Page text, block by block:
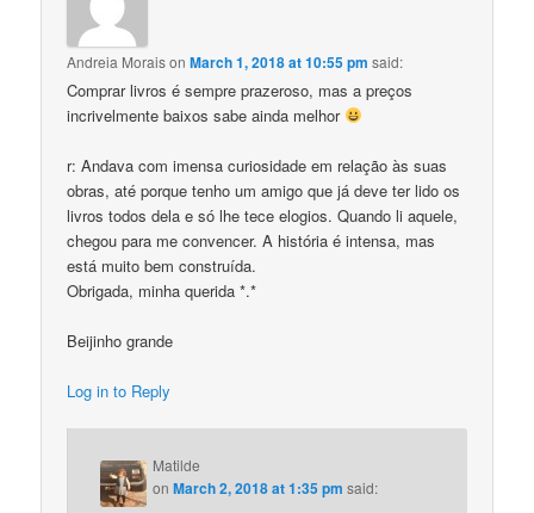
Andreia MoraisonMarch 1, 2018 at 10:55 pm said:
Comprar livros é sempre prazeroso, mas a preços
incrivelmente baixos sabe ainda melhor
r: Andava com imensa curiosidade em relação às suas
obras, até porque tenho um amigo que já deve ter lido os
livros todos dela e só lhe tece elogios. Quando li aquele,
chegou para me convencer. A história é intensa, mas
está muito bem construída.
Obrigada, minha querida *.*
Beijinho grande
Log in to Reply
Matilde
onMarch 2, 2018 at 1:35 pm said: